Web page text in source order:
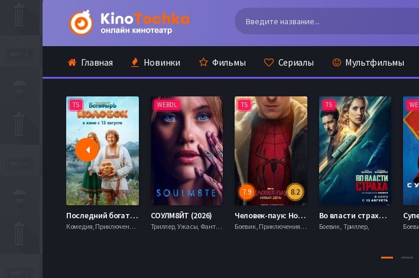
Главная Новинки Фильмы Сериалы Мультфильмы
TS
Последний богатырь. Колобок (2026)
Комедия, Приключения, Фэнтези,
WEBDL
СОУЛМ8ЙТ (2026)
Триллер, Ужасы, Фантастика,
TS
8.2
7.9
Человек-паук: Новый день (2026)
Боевик , Приключения, Фантастика, Фэнтези,
TS
Во власти страха (2026)
Боевик , Триллер,